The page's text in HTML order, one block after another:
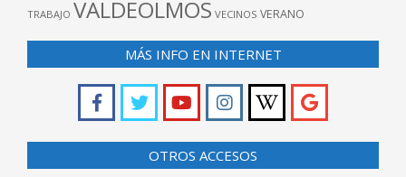
TRABAJO VALDEOLMOS VECINOS VERANO
MÁS INFO EN INTERNET
OTROS ACCESOS